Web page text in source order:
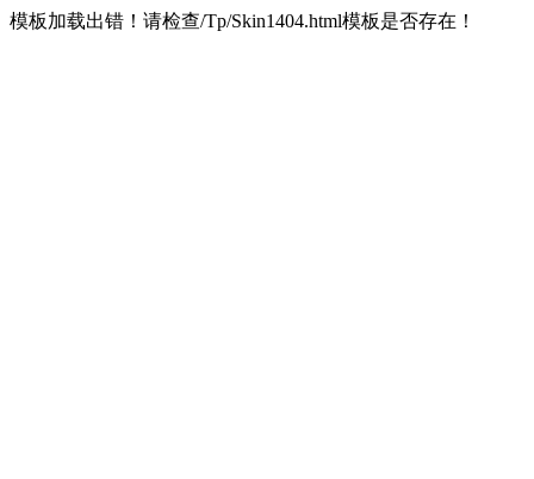
模板加载出错！请检查/Tp/Skin1404.html模板是否存在！